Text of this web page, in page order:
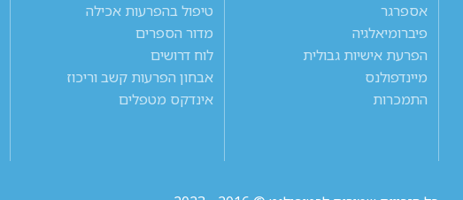
אספרגר
פיברומיאלגיה
הפרעת אישיות גבולית
מיינדפולנס
התמכרות
טיפול בהפרעות אכילה
מדור הספרים
לוח דרושים
אבחון הפרעות קשב וריכוז
אינדקס מטפלים